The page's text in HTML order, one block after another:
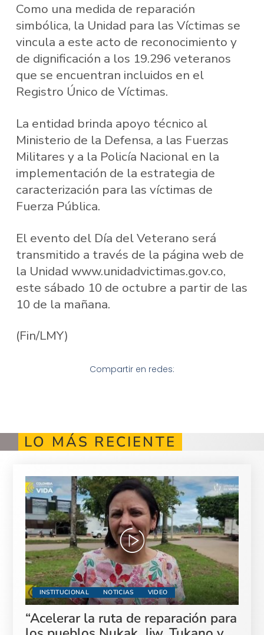
Como una medida de reparación
simbólica, la Unidad para las Víctimas se
vincula a este acto de reconocimiento y
de dignificación a los 19.296 veteranos
que se encuentran incluidos en el
Registro Único de Víctimas.
La entidad brinda apoyo técnico al
Ministerio de la Defensa, a las Fuerzas
Militares y a la Policía Nacional en la
implementación de la estrategia de
caracterización para las víctimas de
Fuerza Pública.
El evento del Día del Veterano será
transmitido a través de la página web de
la Unidad www.unidadvictimas.gov.co,
este sábado 10 de octubre a partir de las
10 de la mañana.
(Fin/LMY)
Compartir en redes:
LO MÁS RECIENTE
INSTITUCIONAL NOTICIAS VIDEO
“Acelerar la ruta de reparación para